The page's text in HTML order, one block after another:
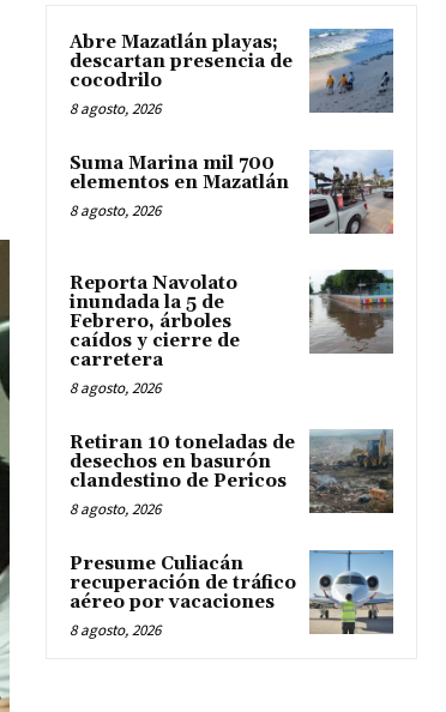
Abre Mazatlán playas;
descartan presencia de
cocodrilo
8 agosto, 2026
Suma Marina mil 700
elementos en Mazatlán
8 agosto, 2026
Reporta Navolato
inundada la 5 de
Febrero, árboles
caídos y cierre de
carretera
8 agosto, 2026
Retiran 10 toneladas de
desechos en basurón
clandestino de Pericos
8 agosto, 2026
Presume Culiacán
recuperación de tráfico
aéreo por vacaciones
8 agosto, 2026